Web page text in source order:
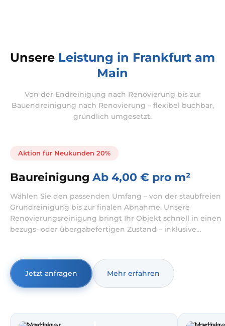
Unsere Leistung in Frankfurt am
Main
Von der Endreinigung nach Renovierung bis zur
Bauendreinigung nach Renovierung – flexibel buchbar,
gründlich umgesetzt.
Aktion für Neukunden 20%
Baureinigung Ab 4,00 € pro m²
Wählen Sie den passenden Umfang – von der staubfreien
Grundreinigung bis zur finalen Abnahme. Unsere
Renovierungsreinigung bringt Ihr Objekt schnell in einen
bezugs- oder übergabefertigen Zustand – inklusive
Hausreinigung nach Renovierung und Büroreinigung
nach Renovierung.
Jetzt anfragen Mehr erfahren